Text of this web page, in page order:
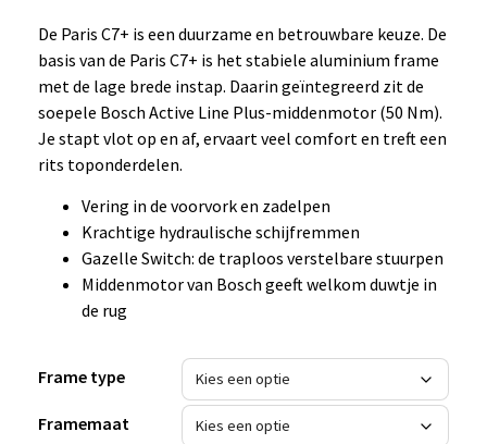
De Paris C7+ is een duurzame en betrouwbare keuze. De
basis van de Paris C7+ is het stabiele aluminium frame
met de lage brede instap. Daarin geïntegreerd zit de
soepele Bosch Active Line Plus-middenmotor (50 Nm).
Je stapt vlot op en af, ervaart veel comfort en treft een
rits toponderdelen.
Vering in de voorvork en zadelpen
Krachtige hydraulische schijfremmen
Gazelle Switch: de traploos verstelbare stuurpen
Middenmotor van Bosch geeft welkom duwtje in
de rug
Frame type
Framemaat